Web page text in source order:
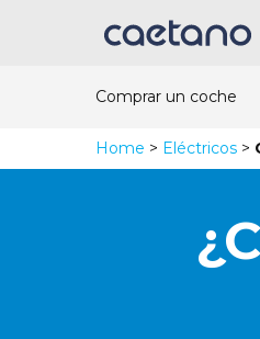
Comprar un coche
Home > Eléctricos >